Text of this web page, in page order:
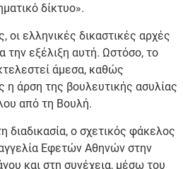
δίκτυο».
ελληνικές δικαστικές αρχές
την εξέλιξη αυτή. Ωστόσο, το
άμεσα, καθώς
η άρση της βουλευτικής ασυλίας
από τη Βουλή.
ο σχετικός φάκελος
Εφετών Αθηνών στην
και στη συνέχεια, μέσω του